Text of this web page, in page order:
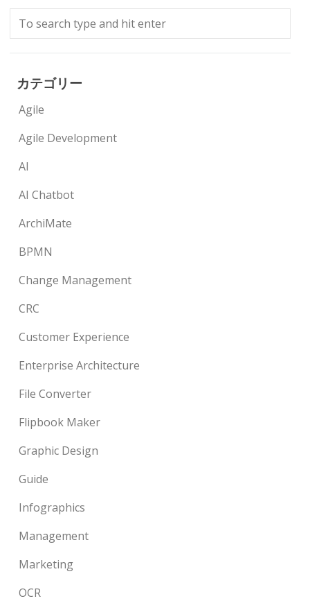
カテゴリー
Agile
Agile Development
AI
AI Chatbot
ArchiMate
BPMN
Change Management
CRC
Customer Experience
Enterprise Architecture
File Converter
Flipbook Maker
Graphic Design
Guide
Infographics
Management
Marketing
OCR